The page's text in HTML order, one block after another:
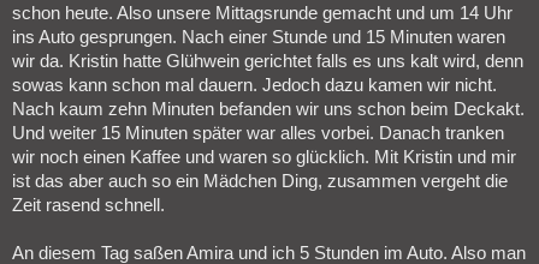
schon heute. Also unsere Mittagsrunde gemacht und um 14 Uhr
ins Auto gesprungen. Nach einer Stunde und 15 Minuten waren
wir da. Kristin hatte Glühwein gerichtet falls es uns kalt wird, denn
sowas kann schon mal dauern. Jedoch dazu kamen wir nicht.
Nach kaum zehn Minuten befanden wir uns schon beim Deckakt.
Und weiter 15 Minuten später war alles vorbei. Danach tranken
wir noch einen Kaffee und waren so glücklich. Mit Kristin und mir
ist das aber auch so ein Mädchen Ding, zusammen vergeht die
Zeit rasend schnell.
An diesem Tag saßen Amira und ich 5 Stunden im Auto. Also man